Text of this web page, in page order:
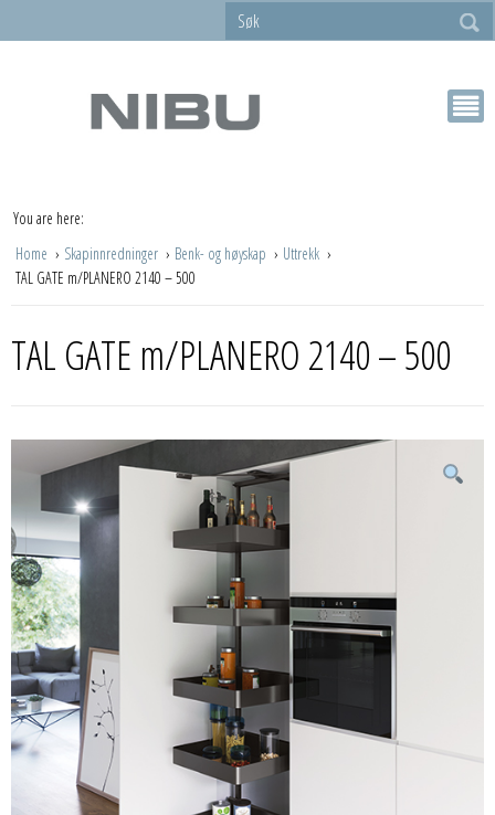
You are here:
Home
Skapinnredninger Benk- og høyskap
Uttrekk
TAL GATE m/PLANERO 2140 – 500
TAL GATE m/PLANERO 2140 – 500